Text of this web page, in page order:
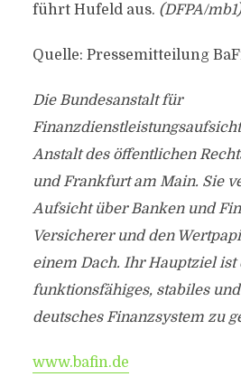
führt Hufeld aus. (DFPA/mb1)
Quelle: Pressemitteilung
Die Bundesanstalt für
Anstalt des öffentlichen
und Frankfurt am Main. Sie
Aufsicht über Banken und
Versicherer und den
einem Dach. Ihr Hauptziel ist
funktionsfähiges, stabiles
deutsches Finanzsystem zu
www.bafin.de